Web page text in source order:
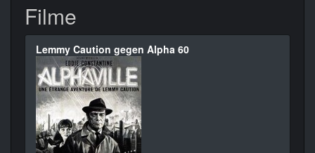
Filme
Lemmy Caution gegen Alpha 60